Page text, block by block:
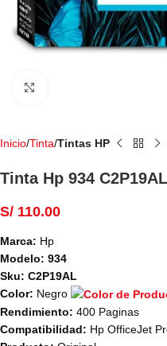
Inicio Tinta Tintas HP
Tinta Hp 934
S/ 110.00
Marca: Hp
Modelo: 934
Sku: C2P19AL
Color: Negro
Rendimiento: 400 Paginas
Compatibilidad: Hp OfficeJet